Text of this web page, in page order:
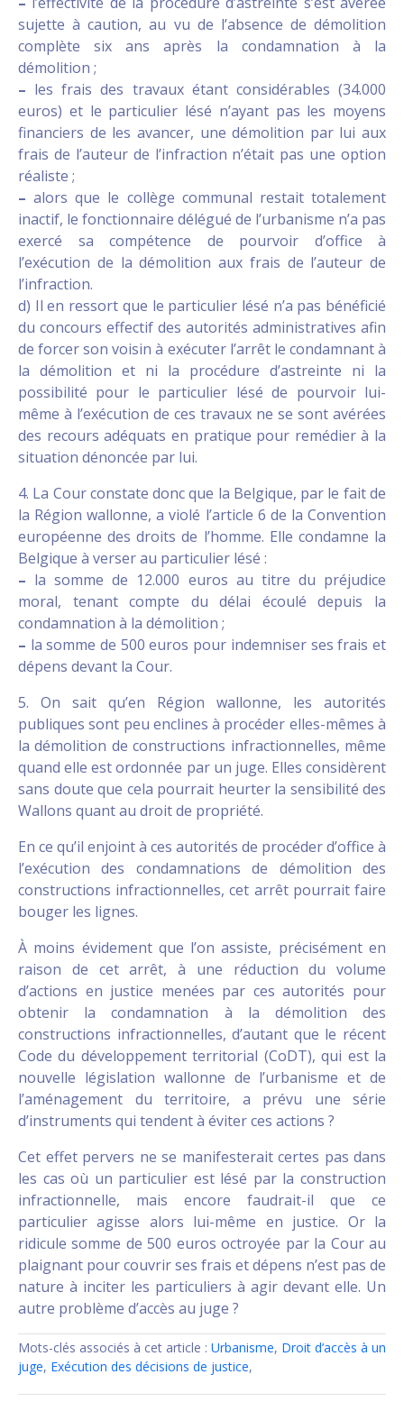
sujette à caution, au vu de l’absence de démolition
complète six ans après la condamnation à la
démolition ;
– les frais des travaux étant considérables (34.000
euros) et le particulier lésé n’ayant pas les moyens
financiers de les avancer, une démolition par lui aux
frais de l’auteur de l’infraction n’était pas une option
réaliste ;
– alors que le collège communal restait totalement
inactif, le fonctionnaire délégué de l’urbanisme n’a pas
exercé sa compétence de pourvoir d’office à
l’exécution de la démolition aux frais de l’auteur de
l’infraction.
d) Il en ressort que le particulier lésé n’a pas bénéficié
du concours effectif des autorités administratives afin
de forcer son voisin à exécuter l’arrêt le condamnant à
la démolition et ni la procédure d’astreinte ni la
possibilité pour le particulier lésé de pourvoir lui-
même à l’exécution de ces travaux ne se sont avérées
des recours adéquats en pratique pour remédier à la
situation dénoncée par lui.
4. La Cour constate donc que la Belgique, par le fait de
la Région wallonne, a violé l’article 6 de la Convention
européenne des droits de l’homme. Elle condamne la
Belgique à verser au particulier lésé :
– la somme de 12.000 euros au titre du préjudice
moral, tenant compte du délai écoulé depuis la
condamnation à la démolition ;
– la somme de 500 euros pour indemniser ses frais et
dépens devant la Cour.
5. On sait qu’en Région wallonne, les autorités
publiques sont peu enclines à procéder elles-mêmes à
la démolition de constructions infractionnelles, même
quand elle est ordonnée par un juge. Elles considèrent
sans doute que cela pourrait heurter la sensibilité des
Wallons quant au droit de propriété.
En ce qu’il enjoint à ces autorités de procéder d’office à
l’exécution des condamnations de démolition des
constructions infractionnelles, cet arrêt pourrait faire
bouger les lignes.
À moins évidement que l’on assiste, précisément en
raison de cet arrêt, à une réduction du volume
d’actions en justice menées par ces autorités pour
obtenir la condamnation à la démolition des
constructions infractionnelles, d’autant que le récent
Code du développement territorial (CoDT), qui est la
nouvelle législation wallonne de l’urbanisme et de
l’aménagement du territoire, a prévu une série
d’instruments qui tendent à éviter ces actions ?
Cet effet pervers ne se manifesterait certes pas dans
les cas où un particulier est lésé par la construction
infractionnelle, mais encore faudrait-il que ce
particulier agisse alors lui-même en justice. Or la
ridicule somme de 500 euros octroyée par la Cour au
plaignant pour couvrir ses frais et dépens n’est pas de
nature à inciter les particuliers à agir devant elle. Un
autre problème d’accès au juge ?
Mots-clés associés à cet article : Urbanisme, Droit d’accès à un
juge, Exécution des décisions de justice,